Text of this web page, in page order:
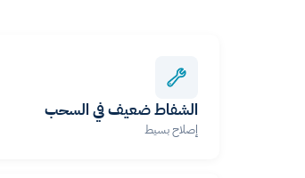
الشفاط ضعيف في السحب
إصلاح بسيط